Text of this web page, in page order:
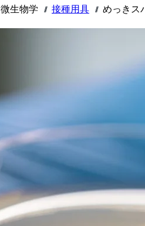
微生物学 /// 接種用具 /// めっきス